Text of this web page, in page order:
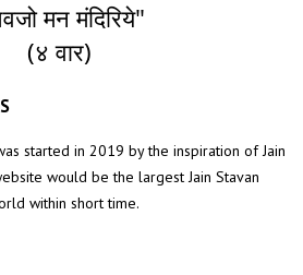
मन मंदिरिये"
(४ वार)
started in 2019 by the inspiration of Jain
would be the largest Jain Stavan
within short time.